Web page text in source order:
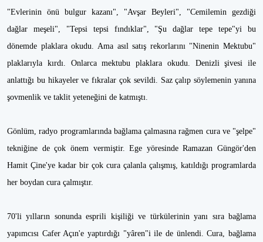
"Evlerinin önü bulgur kazanı", "Avşar Beyleri", "Cemilemin gezdiği
dağlar meşeli", "Tepsi tepsi fındıklar", "Şu dağlar tepe tepe"yi bu
dönemde plaklara okudu. Ama asıl satış rekorlarını "Ninenin Mektubu"
plaklarıyla kırdı. Onlarca mektubu plaklara okudu. Denizli şivesi ile
anlattığı bu hikayeler ve fıkralar çok sevildi. Saz çalıp söylemenin yanına
şovmenlik ve taklit yeteneğini de katmıştı.
Gönlüm, radyo programlarında bağlama çalmasına rağmen cura ve "şelpe"
tekniğine de çok önem vermiştir. Ege yöresinde Ramazan Güngör'den
Hamit Çine'ye kadar bir çok cura çalanla çalışmış, katıldığı programlarda
her boydan cura çalmıştır.
70'li yılların sonunda esprili kişiliği ve türkülerinin yanı sıra bağlama
yapımcısı Cafer Açın'e yaptırdığı "yâren"i ile de ünlendi. Cura, bağlama